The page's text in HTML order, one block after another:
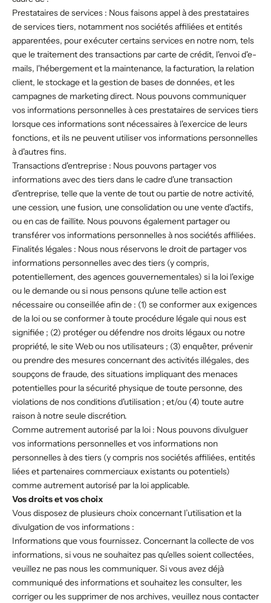
Prestataires de services : Nous faisons appel à des prestataires
de services tiers, notamment nos sociétés affiliées et entités
apparentées, pour exécuter certains services en notre nom, tels
que le traitement des transactions par carte de crédit, l'envoi d'e-
mails, l'hébergement et la maintenance, la facturation, la relation
client, le stockage et la gestion de bases de données, et les
campagnes de marketing direct. Nous pouvons communiquer
vos informations personnelles à ces prestataires de services tiers
lorsque ces informations sont nécessaires à l'exercice de leurs
fonctions, et ils ne peuvent utiliser vos informations personnelles
à d'autres fins.
Transactions d'entreprise : Nous pouvons partager vos
informations avec des tiers dans le cadre d'une transaction
d'entreprise, telle que la vente de tout ou partie de notre activité,
une cession, une fusion, une consolidation ou une vente d'actifs,
ou en cas de faillite. Nous pouvons également partager ou
transférer vos informations personnelles à nos sociétés affiliées.
Finalités légales : Nous nous réservons le droit de partager vos
informations personnelles avec des tiers (y compris,
potentiellement, des agences gouvernementales) si la loi l'exige
ou le demande ou si nous pensons qu'une telle action est
nécessaire ou conseillée afin de : (1) se conformer aux exigences
de la loi ou se conformer à toute procédure légale qui nous est
signifiée ; (2) protéger ou défendre nos droits légaux ou notre
propriété, le site Web ou nos utilisateurs ; (3) enquêter, prévenir
ou prendre des mesures concernant des activités illégales, des
soupçons de fraude, des situations impliquant des menaces
potentielles pour la sécurité physique de toute personne, des
violations de nos conditions d'utilisation ; et/ou (4) toute autre
raison à notre seule discrétion.
Comme autrement autorisé par la loi : Nous pouvons divulguer
vos informations personnelles et vos informations non
personnelles à des tiers (y compris nos sociétés affiliées, entités
liées et partenaires commerciaux existants ou potentiels)
comme autrement autorisé par la loi applicable.
Vos droits et vos choix
Vous disposez de plusieurs choix concernant l’utilisation et la
divulgation de vos informations :
Informations que vous fournissez. Concernant la collecte de vos
informations, si vous ne souhaitez pas qu'elles soient collectées,
veuillez ne pas nous les communiquer. Si vous avez déjà
communiqué des informations et souhaitez les consulter, les
corriger ou les supprimer de nos archives, veuillez nous contacter